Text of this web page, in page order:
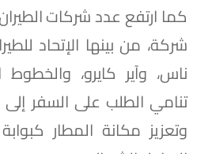
شركة، من بينها الإتحاد
ناس، وآير كايرو،
تنامي الطلب على السفر إلى
وتعزيز مكانة المطار